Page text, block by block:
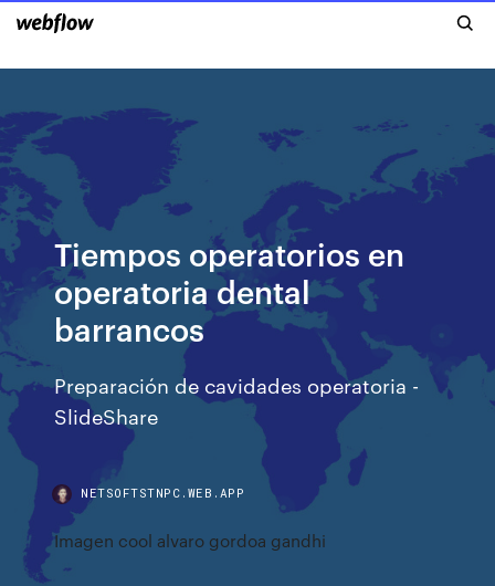
Tiempos operatorios en
operatoria dental
barrancos
Preparación de cavidades operatoria -
SlideShare
NETSOFTSTNPC.WEB.APP
Imagen cool alvaro gordoa gandhi